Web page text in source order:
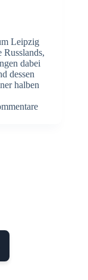
Leipzig
dabei
dessen
halben